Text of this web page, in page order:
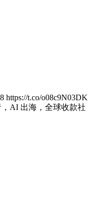
https://t.co/o08c9N03DK
，AI 出海，全球收款社